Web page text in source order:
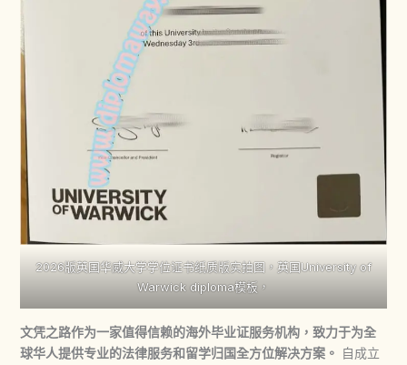
2026版英国华威大学学位证书纸质版实拍图，英国University of
Warwick diploma模板，
文凭之路作为一家值得信赖的海外毕业证服务机构，致力于为全
球华人提供专业的法律服务和留学归国全方位解决方案。 自成立